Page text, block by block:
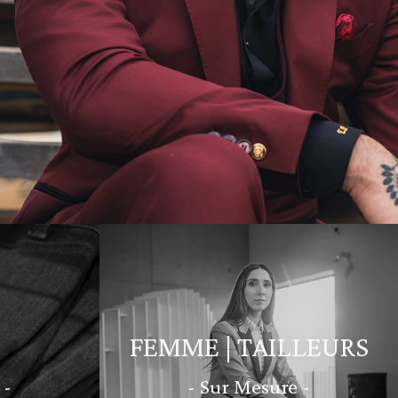
-
FEMME | TAILLEURS
- Sur Mesure -